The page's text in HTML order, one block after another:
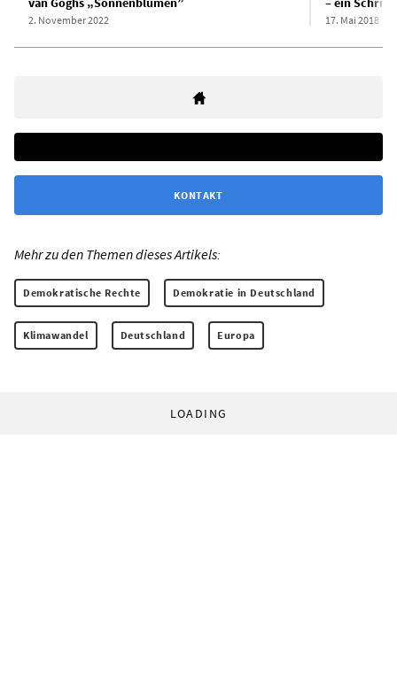
2. November 2022 17. Mai 2018
KONTAKT
Mehr zu den Themen dieses Artikels:
Demokratische Rechte Demokratie in Deutschland
Klimawandel Deutschland Europa
LOADING